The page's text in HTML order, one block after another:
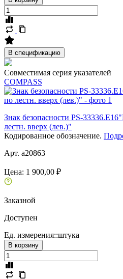
В спецификацию
Совместимая серия указателей
COMPASS
Знак безопасности PS-
лестн. вверх (лев.)"
Кодированное обозначение.
Арт. a20863
Цена: 1 900,00 ₽
Заказной
Доступен
Ед. измерения::штука
В корзину